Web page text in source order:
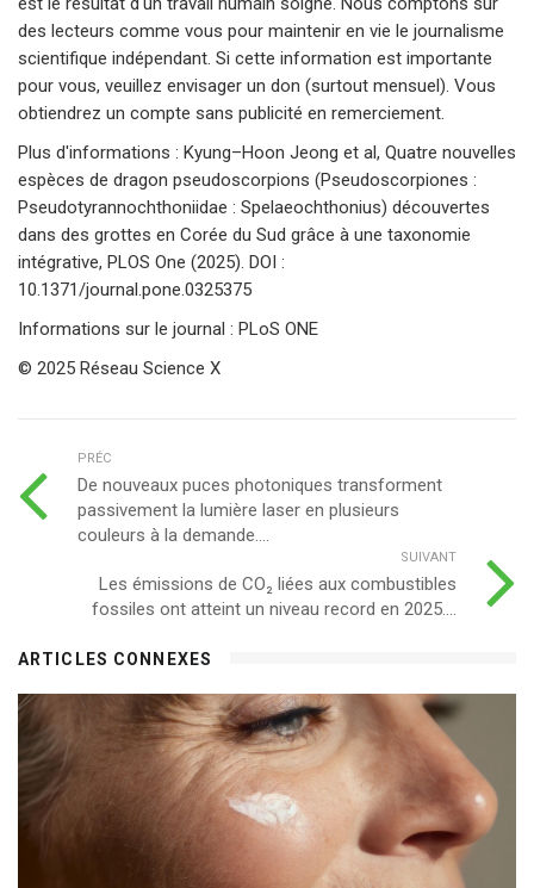
des lecteurs comme vous pour maintenir en vie le journalisme
scientifique indépendant. Si cette information est importante
pour vous, veuillez envisager un don (surtout mensuel). Vous
obtiendrez un compte sans publicité en remerciement.
Plus d'informations : Kyung–Hoon Jeong et al, Quatre nouvelles
espèces de dragon pseudoscorpions (Pseudoscorpiones :
Pseudotyrannochthoniidae : Spelaeochthonius) découvertes
dans des grottes en Corée du Sud grâce à une taxonomie
intégrative, PLOS One (2025). DOI :
10.1371/journal.pone.0325375
Informations sur le journal : PLoS ONE
© 2025 Réseau Science X
PRÉC
De nouveaux puces photoniques transforment
passivement la lumière laser en plusieurs
couleurs à la demande....
SUIVANT
Les émissions de CO₂ liées aux combustibles
fossiles ont atteint un niveau record en 2025....
ARTICLES CONNEXES